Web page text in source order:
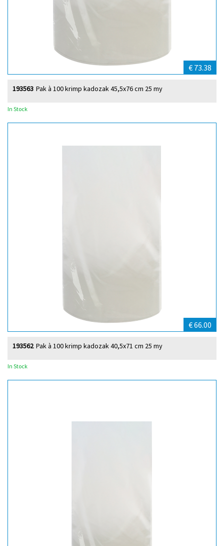
€ 73.38
Pak à 100 krimp kadozak 45,5x76 cm 25 my
193563
In Stock
€ 66.00
Pak à 100 krimp kadozak 40,5x71 cm 25 my
193562
In Stock